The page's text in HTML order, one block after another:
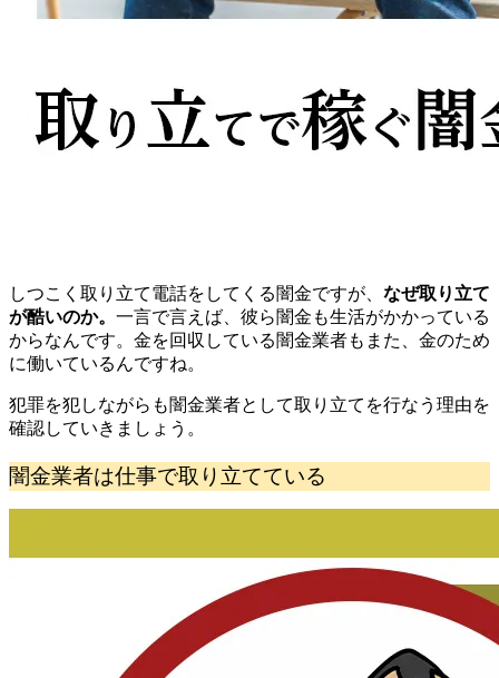
しつこく取り立て電話をしてくる闇金ですが、 なぜ取り立て
が酷いのか。 一言で言えば、彼ら闇金も生活がかかっている
からなんです。金を回収している闇金業者もまた、金のため
に働いているんですね。
犯罪を犯しながらも闇金業者として取り立てを行なう理由を
確認していきましょう。
闇金業者は仕事で取り立てている